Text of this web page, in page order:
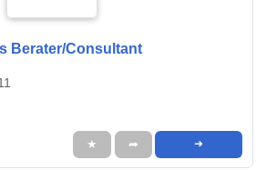
Berater/Consultant
★ ➦ ➜